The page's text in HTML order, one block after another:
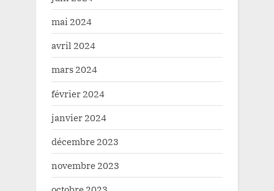
mai 2024
avril 2024
mars 2024
février 2024
janvier 2024
décembre 2023
novembre 2023